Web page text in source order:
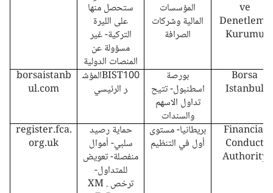
ستحصل منها
على الليرة
التركية- غير
مسؤولة عن
المنصات الدولية
المؤسسات
المالية وشركات
الصرافة
ve
Denetleme
Kurumu
borsaistanb
ul.com
BIST100المؤش
ر الرئيسي
بورصة
اسطنبول- تتيح
تداول الاسهم
والسندات
Borsa
Istanbul
register.fca.
org.uk
حماية رصيد
سلبي- أموال
منفصلة- تعويض
للمتداول-
ترخص . XM
بريطانيا- مستوى
أول في التنظيم
Financial
Conduct
Authority